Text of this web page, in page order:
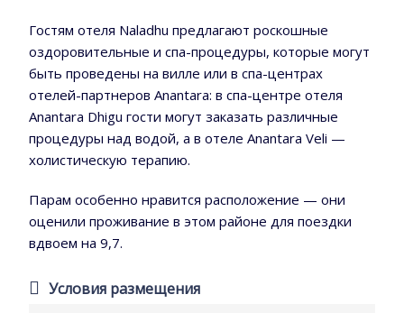
Гостям отеля Naladhu предлагают роскошные
оздоровительные и спа-процедуры, которые могут
быть проведены на вилле или в спа-центрах
отелей-партнеров Anantara: в спа-центре отеля
Anantara Dhigu гости могут заказать различные
процедуры над водой, а в отеле Anantara Veli —
холистическую терапию.
Парам особенно нравится расположение — они
оценили проживание в этом районе для поездки
вдвоем на 9,7.
Условия размещения